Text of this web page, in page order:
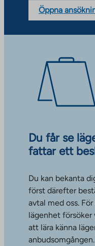
Öppna
Du får se
fattar ett
Du kan bekanta
först därefter
avtal med oss.
lägenhet
att lära känna